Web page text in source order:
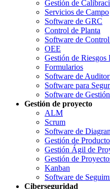
Gestión de
Servicios de Campo
Software de GRC
Control de Planta
Software de
OEE
Gestión de Riesgos
Formularios
Software de
Software para
Software de
Gestión de proyecto
ALM
Scrum
Software de
Gestión de
Gestión Ágil de
Gestión de
Kanban
Software de
Ciberseguridad